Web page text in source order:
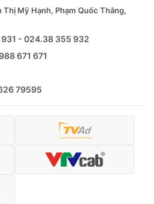
Thị Mỹ Hạnh, Phạm Quốc Thắng,
- 024.38 355 932
671 671
79595